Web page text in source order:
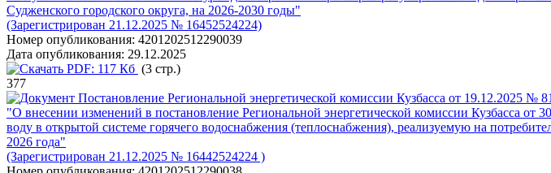
Судженского городского округа, на 2026-2030 годы"
(Зарегистрирован 21.12.2025 № 16452524224)
Номер опубликования: 4201202512290039
Дата опубликования: 29.12.2025
PDF: 117 Кб (3 стр.)
377
Постановление Региональной энергетической комиссии Кузбасса от 19.12.2025 №
"О внесении изменений в постановление Региональной энергетической комиссии
воду в открытой системе горячего водоснабжения (теплоснабжения), реализуемую на
2026 года"
(Зарегистрирован 21.12.2025 № 16442524224 )